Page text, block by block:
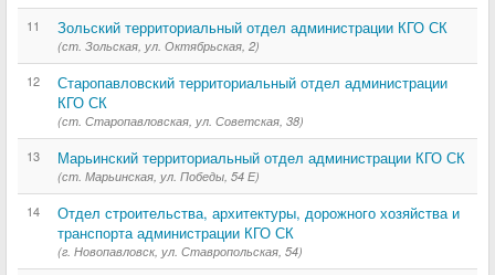
11 Зольский территориальный отдел администрации КГО СК
(ст. Зольская, ул. Октябрьская, 2)
12
Старопавловский территориальный отдел администрации
КГО СК
(ст. Старопавловская, ул. Советская, 38)
13 Марьинский территориальный отдел администрации КГО СК
(ст. Марьинская, ул. Победы, 54 Е)
14
Отдел строительства, архитектуры, дорожного хозяйства и
транспорта администрации КГО СК
(г. Новопавловск, ул. Ставропольская, 54)